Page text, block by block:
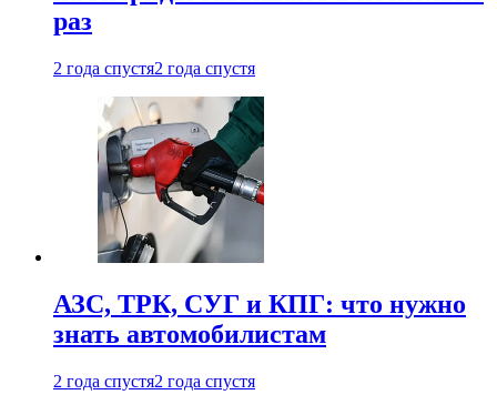
раз
2 года спустя2 года спустя
АЗС, ТРК, СУГ и КПГ: что нужно
знать автомобилистам
2 года спустя2 года спустя